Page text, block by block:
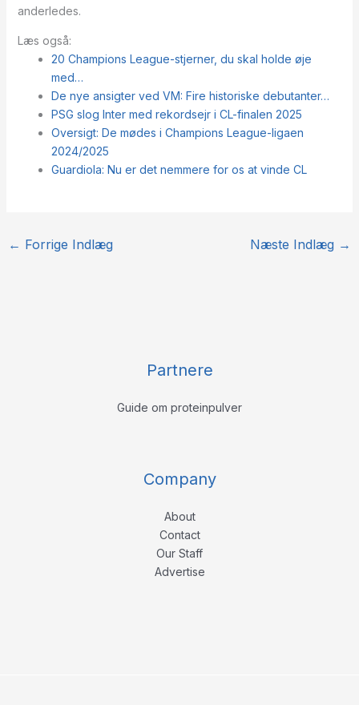
anderledes.
Læs også:
20 Champions League-stjerner, du skal holde øje
med…
De nye ansigter ved VM: Fire historiske debutanter…
PSG slog Inter med rekordsejr i CL-finalen 2025
Oversigt: De mødes i Champions League-ligaen
2024/2025
Guardiola: Nu er det nemmere for os at vinde CL
← Forrige Indlæg Næste Indlæg →
Partnere
Guide om proteinpulver
Company
About
Contact
Our Staff
Advertise